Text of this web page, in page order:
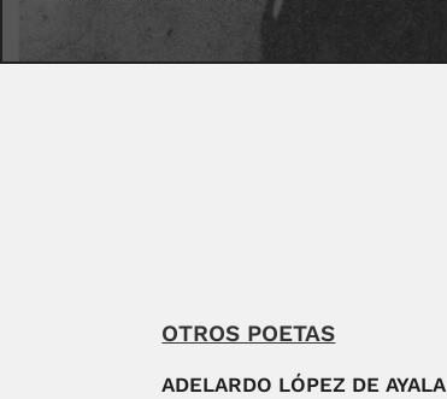
OTROS POETAS
ADELARDO LÓPEZ DE AYALA